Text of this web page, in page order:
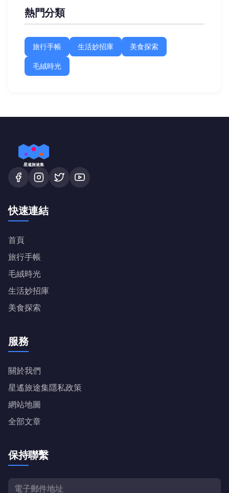
熱門分類
旅行手帳 生活妙招庫 美食探索
毛絨時光
星遙旅途集
快速連結
首頁
旅行手帳
毛絨時光
生活妙招庫
美食探索
服務
關於我們
星遙旅途集隱私政策
網站地圖
全部文章
保持聯繫